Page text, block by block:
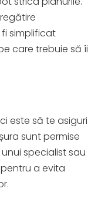
simplificat
care trebuie să îi
este să te asiguri
sunt permise
specialist sau
a evita